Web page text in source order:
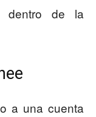
dentro de la
a una cuenta